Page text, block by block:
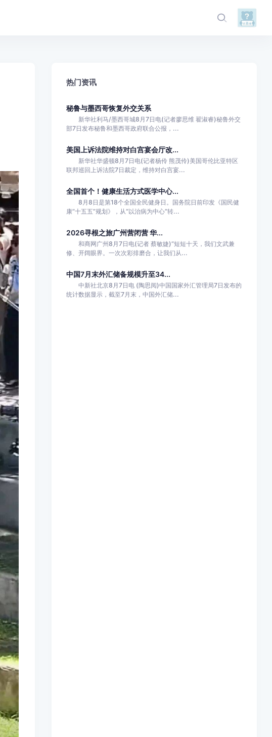
热门资讯
秘鲁与墨西哥恢复外交关系
新华社利马/墨西哥城8月7日电(记者廖思维 翟淑睿)秘鲁外交
部7日发布秘鲁和墨西哥政府联合公报，...
美国上诉法院维持对白宫宴会厅改...
新华社华盛顿8月7日电(记者杨伶 熊茂伶)美国哥伦比亚特区
联邦巡回上诉法院7日裁定，维持对白宫宴...
全国首个！健康生活方式医学中心...
8月8日是第18个全国全民健身日。国务院日前印发《国民健
康“十五五”规划》，从“以治病为中心”转...
2026寻根之旅广州营闭营 华...
和商网广州8月7日电(记者 蔡敏婕)“短短十天，我们文武兼
修、开阔眼界。一次次彩排磨合，让我们从...
中国7月末外汇储备规模升至34...
中新社北京8月7日电 (陶思阅)中国国家外汇管理局7日发布的
统计数据显示，截至7月末，中国外汇储...